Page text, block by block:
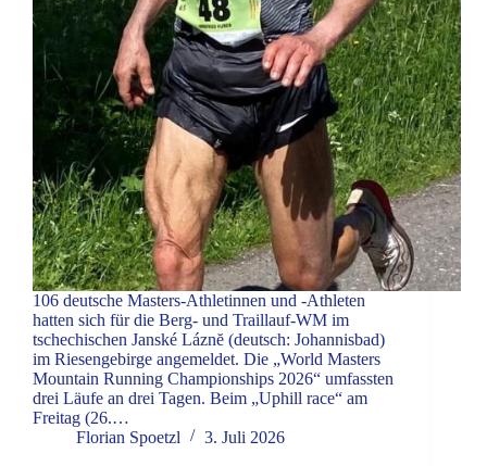
106 deutsche Masters-Athletinnen und -Athleten
hatten sich für die Berg- und Traillauf-WM im
tschechischen Janské Láznĕ (deutsch: Johannisbad)
im Riesengebirge angemeldet. Die „World Masters
Mountain Running Championships 2026“ umfassten
drei Läufe an drei Tagen. Beim „Uphill race“ am
Freitag (26.…
Florian Spoetzl
3. Juli 2026